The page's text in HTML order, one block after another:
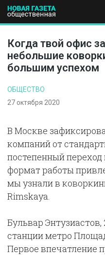
ПОЛИТИКА
Когда твой офис
небольшие
большим успехом
ОБЩЕСТВО
27 октября 2020
В Москве
компаний от
постепенный
формат работы
мы узнали в
Rimskaya.
Бульвар
станции метро
Первое впечатление